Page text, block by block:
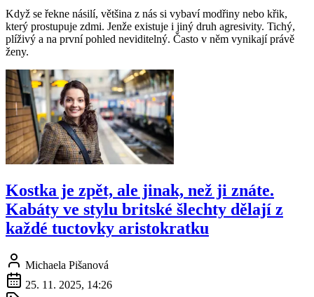
Když se řekne násilí, většina z nás si vybaví modřiny nebo křik,
který prostupuje zdmi. Jenže existuje i jiný druh agresivity. Tichý,
plíživý a na první pohled neviditelný. Často v něm vynikají právě
ženy.
Kostka je zpět, ale jinak, než ji znáte.
Kabáty ve stylu britské šlechty dělají z
každé tuctovky aristokratku
Michaela Pišanová
25. 11. 2025, 14:26